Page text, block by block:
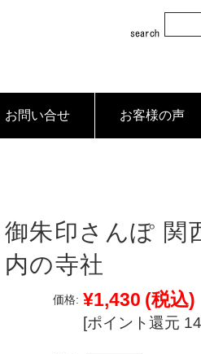
お問い合せ お客様の声
御朱印さんぽ 関
内の寺社
価格: ¥1,430 (税込)
[ポイント還元